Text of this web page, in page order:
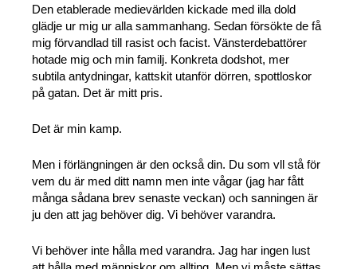
Den etablerade medievärlden kickade med illa dold
glädje ur mig ur alla sammanhang. Sedan försökte de få
mig förvandlad till rasist och facist. Vänsterdebattörer
hotade mig och min familj. Konkreta dodshot, mer
subtila antydningar, kattskit utanför dörren, spottloskor
på gatan. Det är mitt pris.
Det är min kamp.
Men i förlängningen är den också din. Du som vll stå för
vem du är med ditt namn men inte vågar (jag har fått
många sådana brev senaste veckan) och sanningen är
ju den att jag behöver dig. Vi behöver varandra.
Vi behöver inte hålla med varandra. Jag har ingen lust